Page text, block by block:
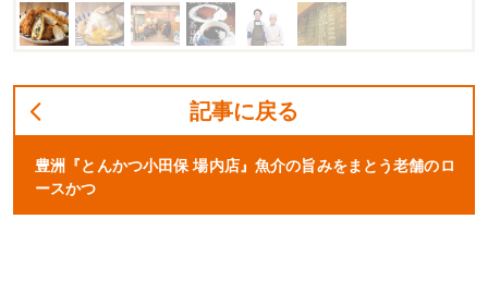
記事に戻る
豊洲『とんかつ小田保 場内店』魚介の旨みをまとう老舗のロ
ースかつ